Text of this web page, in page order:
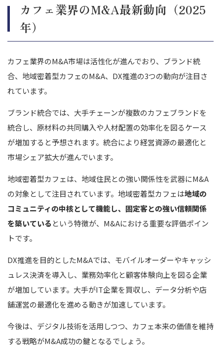
カフェ業界のM&A最新動向（2025
年）
カフェ業界のM&A市場は活性化が進んでおり、ブランド統
合、地域密着型カフェのM&A、DX推進の3つの動向が注目さ
れています。
ブランド統合では、大手チェーンが複数のカフェブランドを
統合し、原材料の共同購入や人材配置の効率化を図るケース
が増加すると予想されます。統合により経営資源の最適化と
市場シェア拡大が進んでいます。
地域密着型カフェは、地域住民との強い関係性を武器にM&A
の対象として注目されています。地域密着型カフェは地域の
コミュニティの中核として機能し、固定客との強い信頼関係
を築いている という特徴が、M&Aにおける重要な評価ポイン
トです。
DX推進を目的としたM&Aでは、モバイルオーダーやキャッシ
ュレス決済を導入し、業務効率化と顧客体験向上を図る企業
が増加しています。大手がIT企業を買収し、データ分析や店
舗運営の最適化を進める動きが加速しています。
今後は、デジタル技術を活用しつつ、カフェ本来の価値を維持
する戦略がM&A成功の鍵となるでしょう。